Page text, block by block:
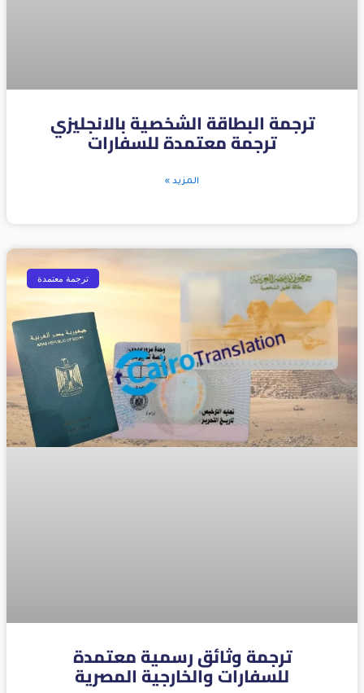
ترجمة البطاقة الشخصية بالانجليزي
ترجمة معتمدة للسفارات
المزيد »
ترجمة معتمدة
ترجمة وثائق رسمية معتمدة
للسفارات والخارجية المصرية